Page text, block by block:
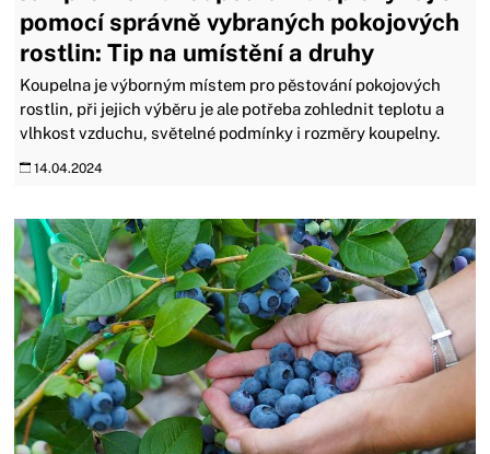
pomocí správně vybraných pokojových
rostlin: Tip na umístění a druhy
Koupelna je výborným místem pro pěstování pokojových
rostlin, při jejich výběru je ale potřeba zohlednit teplotu a
vlhkost vzduchu, světelné podmínky i rozměry koupelny.
14.04.2024